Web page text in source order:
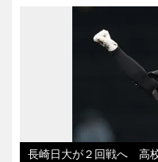
長崎日大が２回戦へ 高